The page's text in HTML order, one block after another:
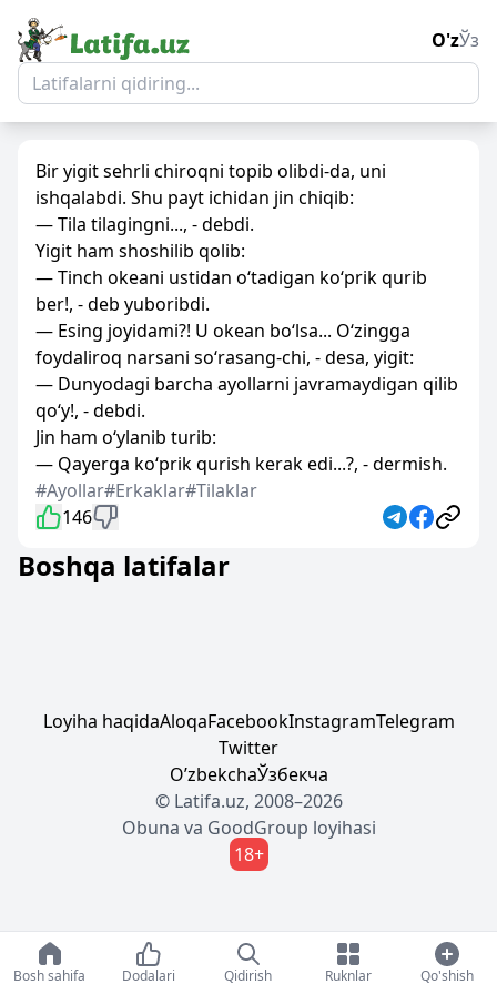
O'zЎз
Bir yigit sehrli chiroqni topib olibdi-da, uni
ishqalabdi. Shu payt ichidan jin chiqib:
— Tila tilagingni..., - debdi.
Yigit ham shoshilib qolib:
— Tinch okeani ustidan o‘tadigan ko‘prik qurib
ber!, - deb yuboribdi.
— Esing joyidami?! U okean bo‘lsa... O‘zingga
foydaliroq narsani so‘rasang-chi, - desa, yigit:
— Dunyodagi barcha ayollarni javramaydigan qilib
qo‘y!, - debdi.
Jin ham o‘ylanib turib:
— Qayerga ko‘prik qurish kerak edi...?, - dermish.
#Ayollar#Erkaklar#Tilaklar
146
Boshqa latifalar
Loyiha haqidaAloqaFacebookInstagramTelegram
Twitter
OʼzbekchaЎзбекча
© Latifa.uz, 2008–2026
Obuna va GoodGroup loyihasi
18+
Bosh sahifa Dodalari Qidirish Ruknlar Qo'shish